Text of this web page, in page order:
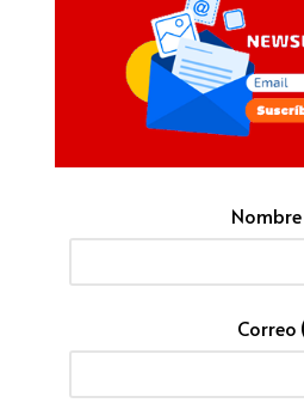
Nombre
Correo